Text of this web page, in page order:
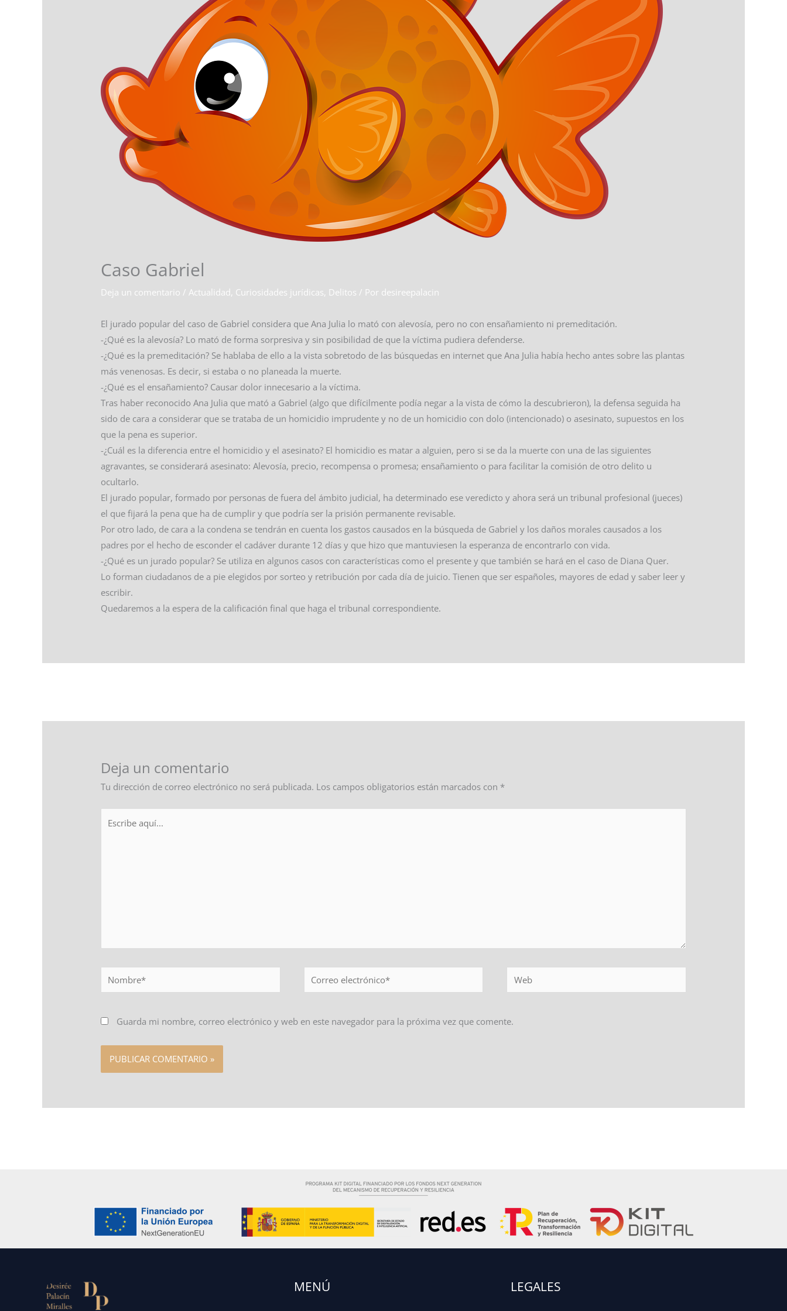
Caso Gabriel
Deja un comentario /Actualidad, Curiosidades jurídicas, Delitos / Por desireepalacin
El jurado popular del caso de Gabriel considera que Ana Julia lo mató con alevosía, pero no con ensañamiento ni premeditación.
-¿Qué es la alevosía? Lo mató de forma sorpresiva y sin posibilidad de que la víctima pudiera defenderse.
-¿Qué es la premeditación? Se hablaba de ello a la vista sobretodo de las búsquedas en internet que Ana Julia había hecho antes sobre las plantas
más venenosas. Es decir, si estaba o no planeada la muerte.
-¿Qué es el ensañamiento? Causar dolor innecesario a la víctima.
Tras haber reconocido Ana Julia que mató a Gabriel (algo que difícilmente podía negar a la vista de cómo la descubrieron), la defensa seguida ha
sido de cara a considerar que se trataba de un homicidio imprudente y no de un homicidio con dolo (intencionado) o asesinato, supuestos en los
que la pena es superior.
-¿Cuál es la diferencia entre el homicidio y el asesinato? El homicidio es matar a alguien, pero si se da la muerte con una de las siguientes
agravantes, se considerará asesinato: Alevosía, precio, recompensa o promesa; ensañamiento o para facilitar la comisión de otro delito u
ocultarlo.
El jurado popular, formado por personas de fuera del ámbito judicial, ha determinado ese veredicto y ahora será un tribunal profesional (jueces)
el que fijará la pena que ha de cumplir y que podría ser la prisión permanente revisable.
Por otro lado, de cara a la condena se tendrán en cuenta los gastos causados en la búsqueda de Gabriel y los daños morales causados a los
padres por el hecho de esconder el cadáver durante 12 días y que hizo que mantuviesen la esperanza de encontrarlo con vida.
-¿Qué es un jurado popular? Se utiliza en algunos casos con características como el presente y que también se hará en el caso de Diana Quer.
Lo forman ciudadanos de a pie elegidos por sorteo y retribución por cada día de juicio. Tienen que ser españoles, mayores de edad y saber leer y
escribir.
Quedaremos a la espera de la calificación final que haga el tribunal correspondiente.
Deja un comentario
Tu dirección de correo electrónico no será publicada. Los campos obligatorios están marcados con *
Nombre*
electrónico*
Guarda mi nombre, correo electrónico y web en este navegador para la próxima vez que comente.
MENÚ LEGALES